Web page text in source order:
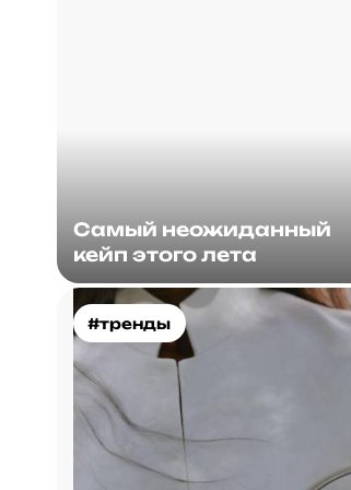
Самый неожиданный
кейп этого лета
#тренды